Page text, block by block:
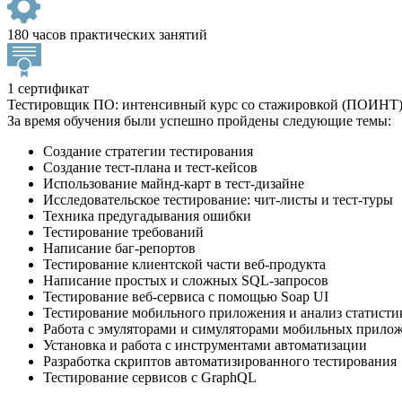
180 часов практических занятий
1 сертификат
Тестировщик ПО: интенсивный курс со стажировкой (ПОИНТ)
За время обучения были успешно пройдены следующие темы:
Создание стратегии тестирования
Создание тест-плана и тест-кейсов
Использование майнд-карт в тест-дизайне
Исследовательское тестирование: чит-листы и тест-туры
Техника предугадывания ошибки
Тестирование требований
Написание баг-репортов
Тестирование клиентской части веб-продукта
Написание простых и сложных SQL-запросов
Тестирование веб-сервиса с помощью Soap UI
Тестирование мобильного приложения и анализ
Работа с эмуляторами и симуляторами мобильных
Установка и работа с инструментами автоматизации
Разработка скриптов автоматизированного тестирования
Тестирование сервисов с GraphQL